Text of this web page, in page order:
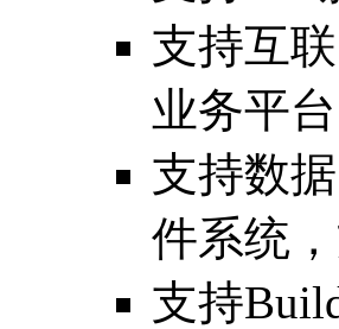
支持互
业务平台
支持数
件系统
支持